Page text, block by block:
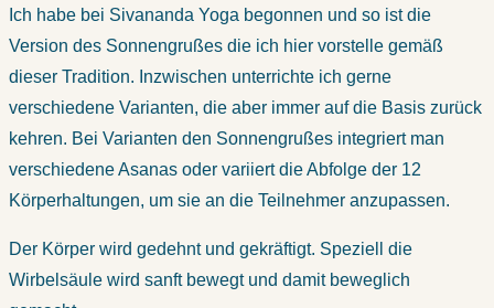
Ich habe bei Sivananda Yoga begonnen und so ist die
Version des Sonnengrußes die ich hier vorstelle gemäß
dieser Tradition. Inzwischen unterrichte ich gerne
verschiedene Varianten, die aber immer auf die Basis zurück
kehren. Bei Varianten den Sonnengrußes integriert man
verschiedene Asanas oder variiert die Abfolge der 12
Körperhaltungen, um sie an die Teilnehmer anzupassen.
Der Körper wird gedehnt und gekräftigt. Speziell die
Wirbelsäule wird sanft bewegt und damit beweglich